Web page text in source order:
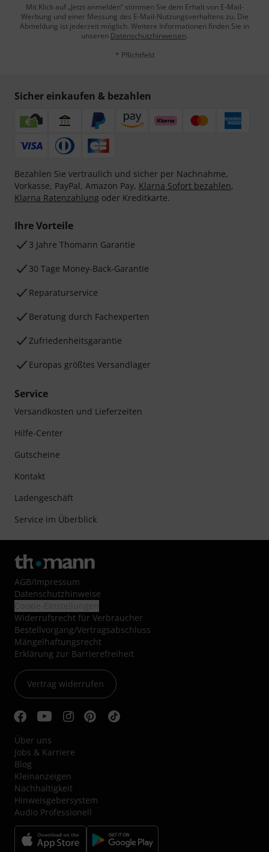
Mit Klick auf „Jetzt anmelden“ stimmen Sie dem Erhalt von E-Mail-
Werbung und einer Messung des E-Mail-Nutzungsverhaltens zu. Die
Abmeldung ist jederzeit möglich. Weitere Informationen finden Sie in
unseren Datenschutzhinweisen.
* Pflichtfeld
Sicher einkaufen & bezahlen
Bezahlen Sie vertraulich und sicher per Nachnahme,
Vorkasse, PayPal, Amazon Pay, Klarna Sofort bezahlen,
Klarna Ratenzahlung oder Kreditkarte.
Ihre Vorteile
3 Jahre Thomann Garantie
30 Tage Money-Back-Garantie
Reparaturservice
Beratung durch Fachexperten
Zufriedenheitsgarantie
Europas größtes Versandlager
Service
Versandkosten und Lieferzeiten
Hilfe-Center
Gutscheine
Kontakt
Ladengeschäft
Service im Überblick
AGB/Impressum
Datenschutzhinweise
Widerrufsrecht für Verbraucher
Bestellvorgang/Vertragsabschluss
Mängelhaftungsrecht
Erklärung zur Barrierefreiheit
Vertrag widerrufen
Über uns
Jobs & Karriere
Blog
Kleinanzeigen
Nachhaltigkeit
Hinweisgebersystem
Audio Professionell